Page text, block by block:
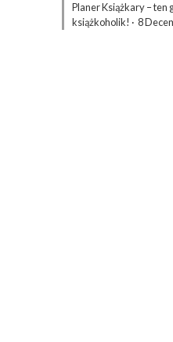
Planer Książkary –
książkoholik! · 8